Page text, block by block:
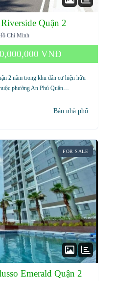
Quận 2
Chí Minh
VNĐ
2 nằm trong khu dân cư hiện hữu
phường An Phú Quận…
Bán nhà phố
FOR SALE
Emerald Quận 2